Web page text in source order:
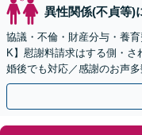
異性関係(不貞等)
協議・不倫・財産分与・養
K】慰謝料請求はする側・
婚後でも対応／感謝のお声
産分与や離婚後の生活の見